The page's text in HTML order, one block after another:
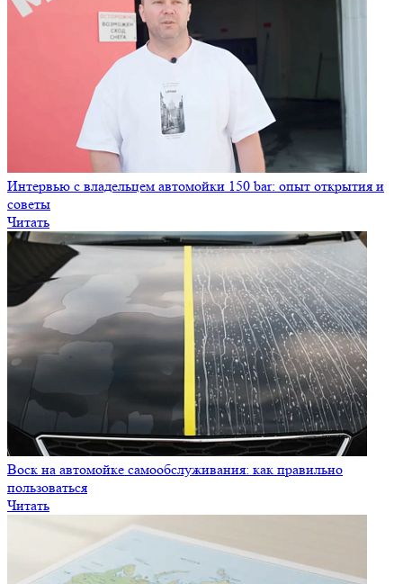
Интервью с владельцем автомойки 150 bar: опыт открытия и
советы
Читать
Воск на автомойке самообслуживания: как правильно
пользоваться
Читать